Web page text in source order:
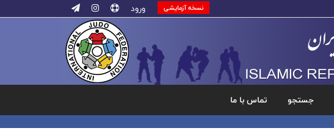
نسخه آزمایشی ورود
جستجو تماس با ما